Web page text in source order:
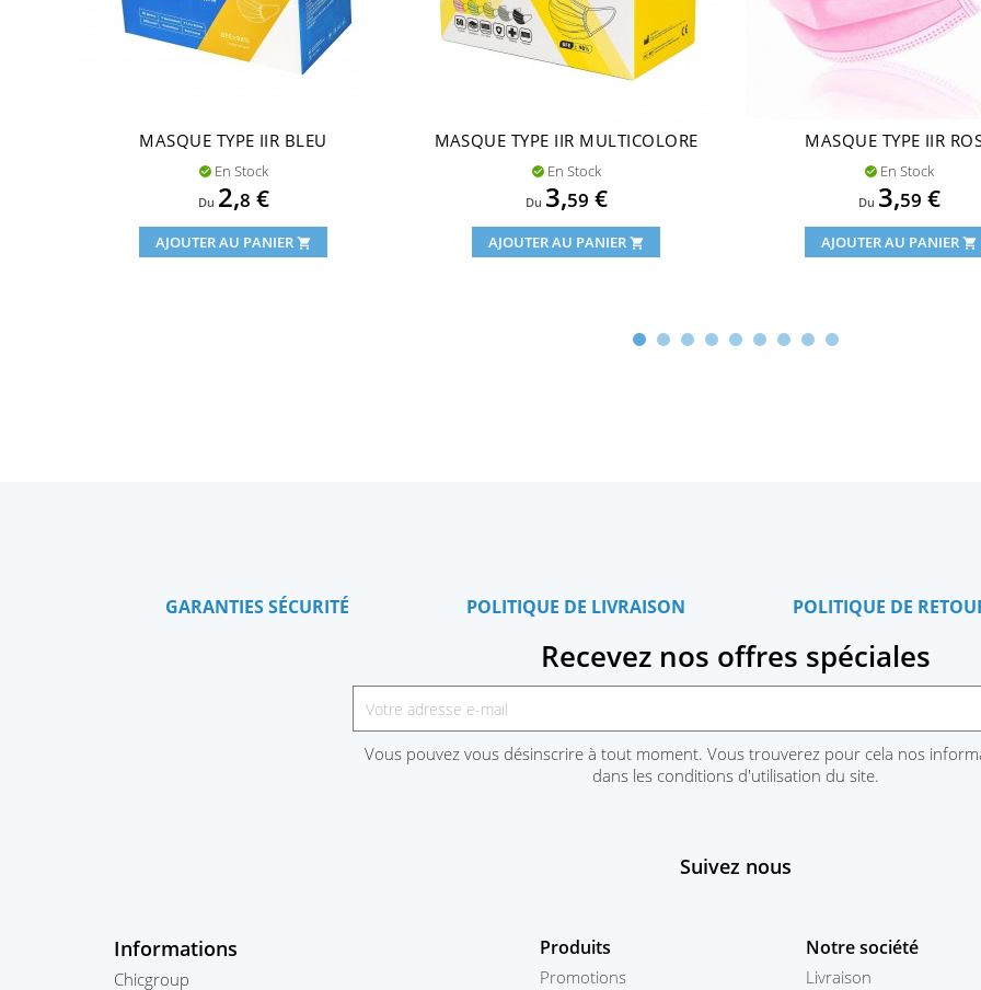
MASQUE TYPE IIR BLEU
 En Stock
Du Prix
2,8 €
AJOUTER AU PANIER shopping_cart
MASQUE TYPE IIR MULTICOLORE
 En Stock
Du Prix
3,59 €
AJOUTER AU PANIER shopping_cart
MASQUE TYPE IIR
 En Stock
Du Prix
3,59 €
AJOUTER AU PANIER shopping_cart
GARANTIES SÉCURITÉ POLITIQUE DE LIVRAISON POLITIQUE DE
Recevez nos offres spéciales
Vous pouvez vous désinscrire à tout moment. Vous trouverez pour cela nos
dans les conditions d'utilisation du site.
Suivez nous
Informations
Chicgroup
Produits
Promotions
Notre société
Livraison